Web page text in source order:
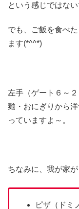
という感じではない
でも、ご飯を食べ
ます(*^^*)
左手（ゲート６～
麺・おにぎりから
っていますよ～。
ちなみに、我が家が
ピザ（ドミ